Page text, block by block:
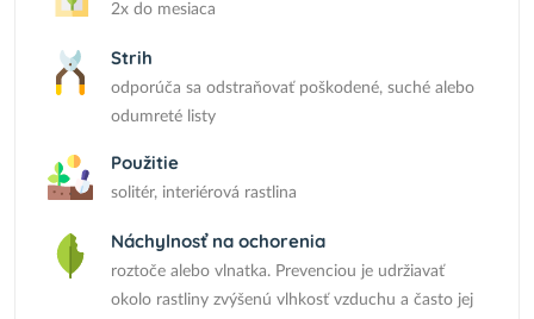
2x do mesiaca
Strih
odporúča sa odstraňovať poškodené, suché alebo
odumreté listy
Použitie
solitér, interiérová rastlina
Náchylnosť na ochorenia
roztoče alebo vlnatka. Prevenciou je udržiavať
okolo rastliny zvýšenú vlhkosť vzduchu a často jej